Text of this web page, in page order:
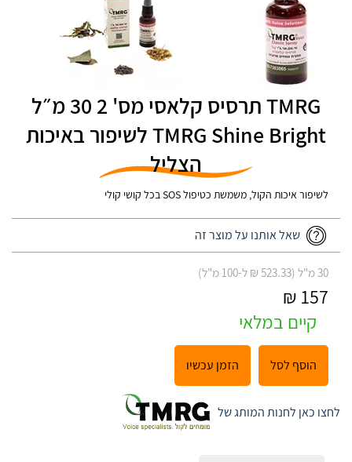
TMRG תרסיס קלאסי מס' 2 30 מ״ל
TMRG Shine Bright לשיפור באיכות
הצליל
לשיפור איכות הקול, משמשת כטיפול SOS בכל קושי קולי
שאל אותנו על מוצר זה
30 מ"ל (523.33 ₪ ל-100 מ"ל)
157 ₪
קיים במלאי
הוסף לסל הזמן עכשיו
לחצו כאן לחנות המותג של